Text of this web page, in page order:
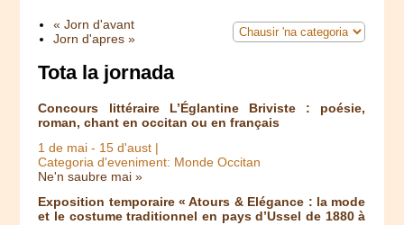
« Jorn d'avant
Jorn d'apres »
Tota la jornada
Concours littéraire L’Églantine Briviste : poésie,
roman, chant en occitan ou en français
1 de mai - 15 d'aust |
Categoria d'eveniment: Monde Occitan
Ne'n saubre mai »
Exposition temporaire « Atours & Elégance : la mode
et le costume traditionnel en pays d’Ussel de 1880 à